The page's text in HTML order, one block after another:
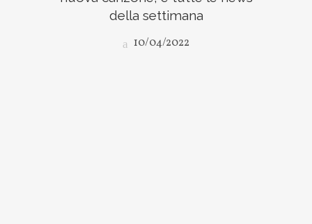
della settimana
10/04/2022